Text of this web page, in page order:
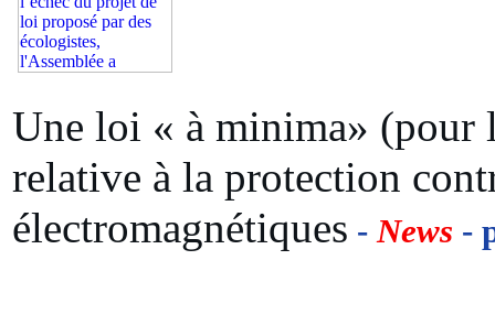
Une loi « à minima» (pour
relative à la protection
électromagnétiques -News -